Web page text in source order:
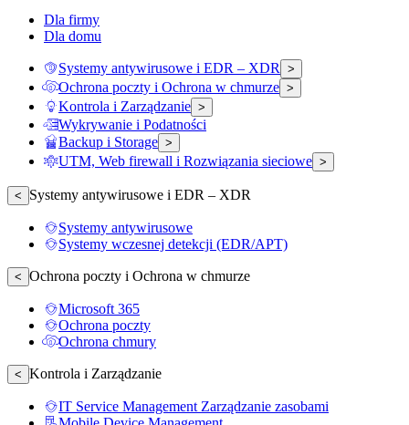
Dla firmy
Dla domu
Systemy antywirusowe i EDR – XDR >
Ochrona poczty i Ochrona w chmurze >
Kontrola i Zarządzanie >
Wykrywanie i Podatności
Backup i Storage >
UTM, Web firewall i Rozwiązania sieciowe >
< Systemy antywirusowe i EDR – XDR
Systemy antywirusowe
Systemy wczesnej detekcji (EDR/APT)
< Ochrona poczty i Ochrona w chmurze
Microsoft 365
Ochrona poczty
Ochrona chmury
< Kontrola i Zarządzanie
IT Service Management Zarządzanie zasobami